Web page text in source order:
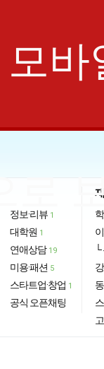
모바
으로
정보·리뷰 1
대학원 1
연애상담 19
미용·패션 5
스타트업·창업 1
공식 오픈채팅